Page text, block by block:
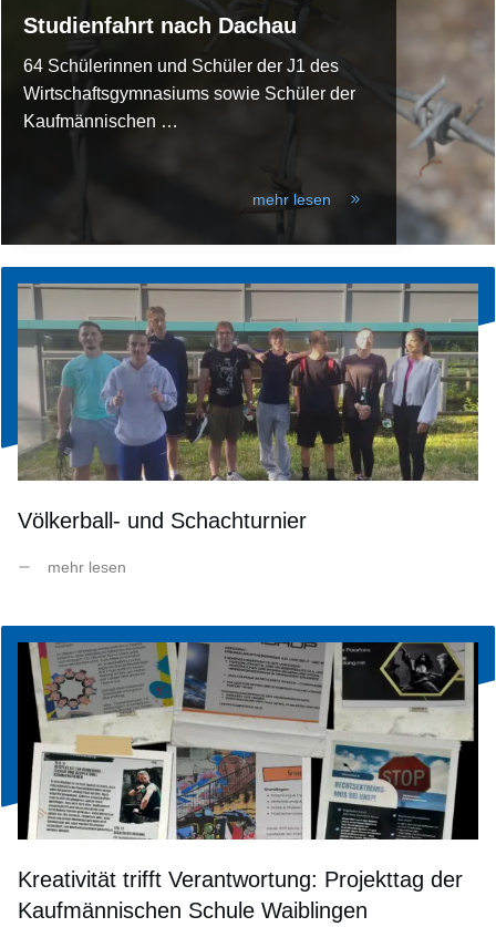
Studienfahrt nach Dachau
64 Schülerinnen und Schüler der J1 des
Wirtschaftsgymnasiums sowie Schüler der
Kaufmännischen …
mehr lesen
Völkerball- und Schachturnier
mehr lesen
Kreativität trifft Verantwortung: Projekttag der
Kaufmännischen Schule Waiblingen